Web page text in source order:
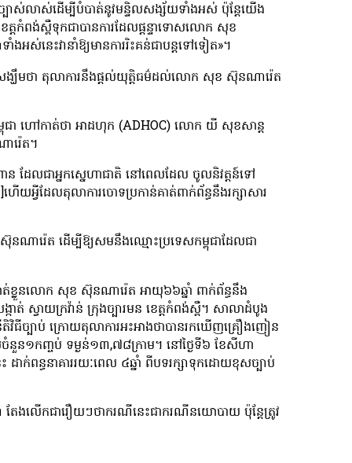
ាស់លាស់ដើម្បីបំបាត់នូវមន្ទិលសង្ស័យទាំងអស់ ប៉ុន្តែយើង
តកំពង់ស្ពឺទុកជាបានការដែលផ្ដន្ទាទោសលោក សុខ
អស់នេះវានាំឱ្យមានការរិះគន់ជាបន្តទៅទៀត»។
ឃឹមថា តុលាការនឹងផ្ដល់យុត្តិធម៌ដល់លោក សុខ ស៊ុនណារ៉េត
ពុជា ហៅកាត់ថា អាដហុក (ADHOC) លោក យី សុខសាន្ត
រ៉េត។
ដែលជាអ្នកស្នេហាជាតិ នៅពេលដែល ចូលនិវត្តន៍ទៅ
យអ្វីដែលតុលាការចោទប្រកាន់គាត់ពាក់ព័ន្ធនឹងរក្សាសារ
នណារ៉េត ដើម្បីឱ្យសមនឹងឈ្មោះប្រទេសកម្ពុជាដែលជា
ាត់ខ្លួនលោក សុខ ស៊ុនណារ៉េត អាយុ៦៦ឆ្នាំ ពាក់ព័ន្ធនឹង
ស្វាយក្រវ៉ាន់ ក្រុងច្បារមន ខេត្តកំពង់ស្ពឺ។ សាលាដំបូង
វិធីច្បាប់ ក្រោយតុលាការអះអាងថាបានរកឃើញគ្រឿងញៀន
នួន១កញ្ចប់ ទម្ងន់១៣,៧៨ក្រាម។ នៅថ្ងៃទី៦ ខែសីហា
ដាក់ពន្ធនាគាររយៈពេល ៤ឆ្នាំ ពីបទរក្សាទុកដោយខុសច្បាប់
ែងលើកជារឿយៗថាករណីនេះជាករណីនយោបាយ ប៉ុន្តែត្រូវ